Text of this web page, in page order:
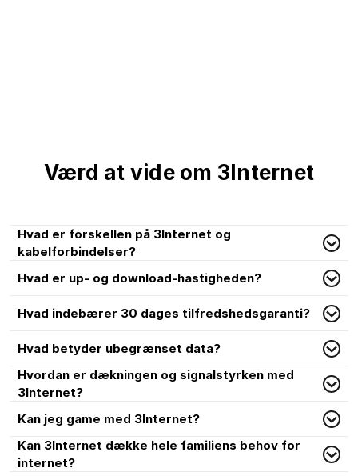
Værd at vide om 3Internet
Hvad er forskellen på 3Internet og
kabelforbindelser?
Hvad er up- og download-hastigheden?
Hvad indebærer 30 dages tilfredshedsgaranti?
Hvad betyder ubegrænset data?
Hvordan er dækningen og signalstyrken med
3Internet?
Kan jeg game med 3Internet?
Kan 3Internet dække hele familiens behov for
internet?